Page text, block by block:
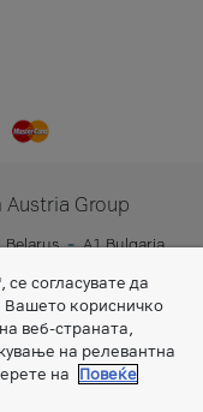
Austria Group
Belarus
A1 Bulgaria
согласувате да
Вашето корисничко
веб-страната,
на релевантна
на
Повеќе